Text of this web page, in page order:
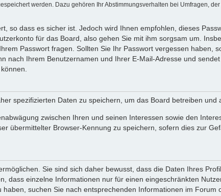
werden. Dazu gehören Ihr Abstimmungsverhalten bei Umfragen,
so dass es sicher ist. Jedoch wird Ihnen empfohlen, dieses
für das Board, also gehen Sie mit ihm sorgsam um.
Passwort fragen. Sollten Sie Ihr Passwort vergessen haben,
nach Ihrem Benutzernamen und Ihrer E-Mail-Adresse und
spezifizierten Daten zu speichern, um das Board betreiben und
zwischen Ihren und seinen Interessen sowie den
übermittelter Browser-Kennung zu speichern, sofern dies zur
Sie sind sich daher bewusst, dass die Daten Ihres
dass einzelne Informationen nur für einen eingeschränkten
suchen Sie nach entsprechenden Informationen im Forum